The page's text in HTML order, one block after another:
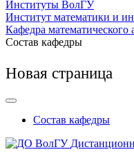
Институты ВолГУ
Институт математики и
Кафедра
Состав кафедры
Новая страница
Состав кафедры